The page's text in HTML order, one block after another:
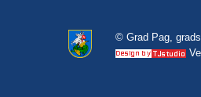
© Grad Pag,